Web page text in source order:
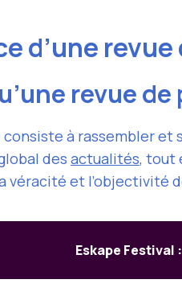
d’une
revue de
consiste à rassembler
des actualités, tout
véracité et l’objectivité
Eskape Festival